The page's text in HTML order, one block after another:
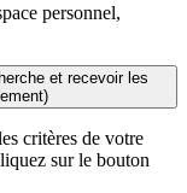
personnel,
et recevoir les
critères de votre
sur le bouton